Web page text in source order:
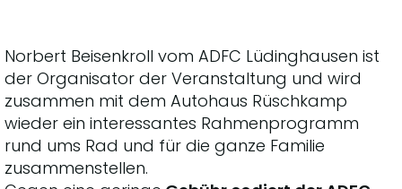
Norbert Beisenkroll vom ADFC Lüdinghausen ist
der Organisator der Veranstaltung und wird
zusammen mit dem Autohaus Rüschkamp
wieder ein interessantes Rahmenprogramm
rund ums Rad und für die ganze Familie
zusammenstellen.